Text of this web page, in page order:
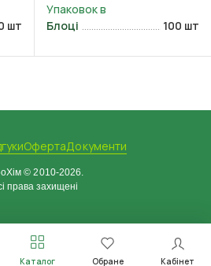
Каталог Обране Кабінет
шт Блоці 100 шт
ОфертаДокументи
© 2010-2026.
права захищені